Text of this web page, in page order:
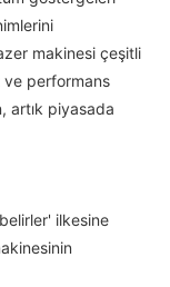
makinesi çeşitli
ve performans
artık piyasada
belirler' ilkesine